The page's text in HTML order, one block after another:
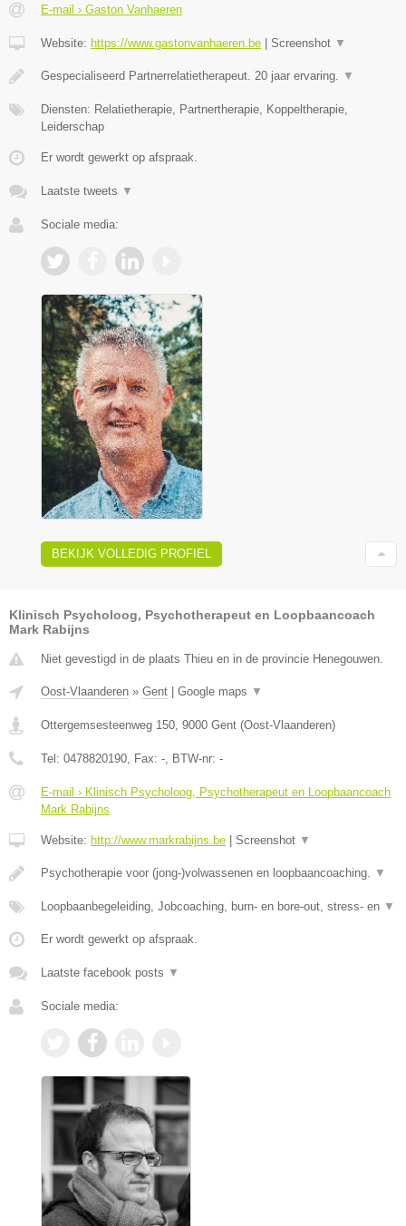
E-mail › Gaston Vanhaeren
Website: https://www.gastonvanhaeren.be Screenshot ▼
Gespecialiseerd Partnerrelatietherapeut. 20 jaar ervaring. ▼
Diensten: Relatietherapie, Partnertherapie, Koppeltherapie,
Leiderschap
Er wordt gewerkt op afspraak.
Laatste tweets ▼
Sociale media:
BEKIJK VOLLEDIG PROFIEL
Klinisch Psycholoog, Psychotherapeut en Loopbaancoach
Mark Rabijns
Niet gevestigd in de plaats Thieu en in de provincie Henegouwen.
Oost-Vlaanderen » Gent Google maps ▼
Ottergemsesteenweg 150, 9000 Gent (Oost-Vlaanderen)
Tel: 0478820190, Fax: -, BTW-nr: -
E-mail › Klinisch Psycholoog, Psychotherapeut en Loopbaancoach
Mark Rabijns
Website: http://www.markrabijns.be Screenshot ▼
Psychotherapie voor (jong-)volwassenen en loopbaancoaching. ▼
Loopbaanbegeleiding, Jobcoaching, burn- en bore-out, stress- en ▼
Er wordt gewerkt op afspraak.
Laatste facebook posts ▼
Sociale media: